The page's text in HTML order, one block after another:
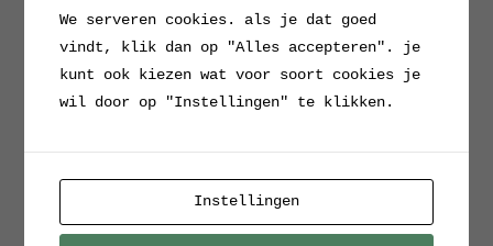
We serveren cookies. als je dat goed
vindt, klik dan op "Alles accepteren". je
kunt ook kiezen wat voor soort cookies je
wil door op "Instellingen" te klikken.
Instellingen